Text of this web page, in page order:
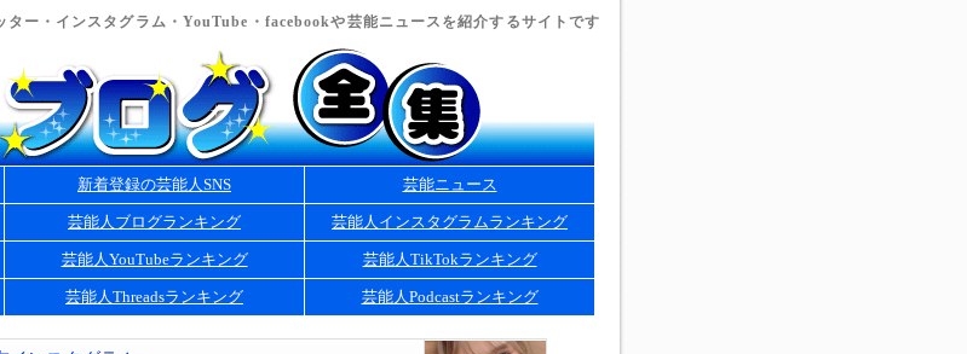
ー・インスタグラム・YouTube・facebookや芸能ニュースを紹介するサイトです
新着登録の芸能人SNS 芸能ニュース
芸能人ブログランキング 芸能人インスタグラムランキング
芸能人YouTubeランキング 芸能人TikTokランキング
芸能人Threadsランキング 芸能人Podcastランキング